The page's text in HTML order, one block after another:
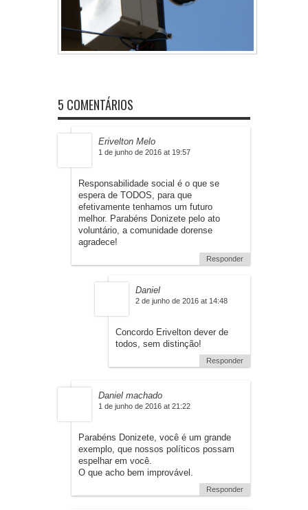
5 COMENTÁRIOS
Erivelton Melo
1 de junho de 2016 at 19:57
Responsabilidade social é o que se
espera de TODOS, para que
efetivamente tenhamos um futuro
melhor. Parabéns Donizete pelo ato
voluntário, a comunidade dorense
agradece!
Responder
Daniel
2 de junho de 2016 at 14:48
Concordo Erivelton dever de
todos, sem distinção!
Responder
Daniel machado
1 de junho de 2016 at 21:22
Parabéns Donizete, você é um grande
exemplo, que nossos políticos possam
espelhar em você.
O que acho bem improvável.
Responder